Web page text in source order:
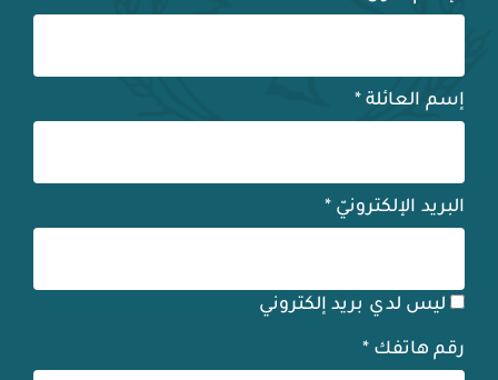
إسم العائلة *
البريد الإلكترونيّ *
ليس لدي بريد إلكتروني
رقم هاتفك *